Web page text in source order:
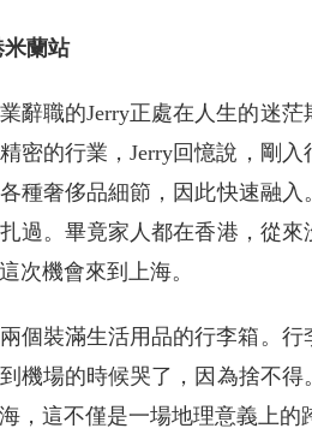
米蘭站
辭職的Jerry正處在人生的迷
密的行業，Jerry回憶說，剛
種奢侈品細節，因此快速融
過。畢竟家人都在香港，從
次機會來到上海。
個裝滿生活用品的行李箱。
機場的時候哭了，因為捨不
，這不僅是一場地理意義上的